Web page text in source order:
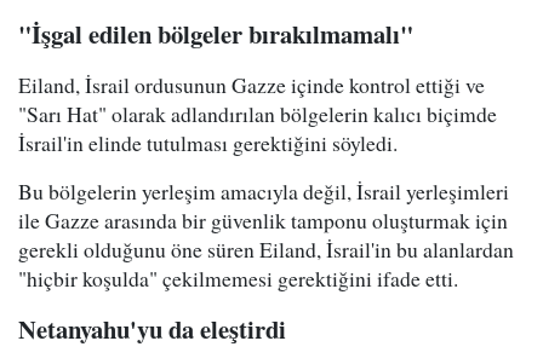
"İşgal edilen bölgeler bırakılmamalı"
Eiland, İsrail ordusunun Gazze içinde kontrol ettiği ve
"Sarı Hat" olarak adlandırılan bölgelerin kalıcı biçimde
İsrail'in elinde tutulması gerektiğini söyledi.
Bu bölgelerin yerleşim amacıyla değil, İsrail yerleşimleri
ile Gazze arasında bir güvenlik tamponu oluşturmak için
gerekli olduğunu öne süren Eiland, İsrail'in bu alanlardan
"hiçbir koşulda" çekilmemesi gerektiğini ifade etti.
Netanyahu'yu da eleştirdi